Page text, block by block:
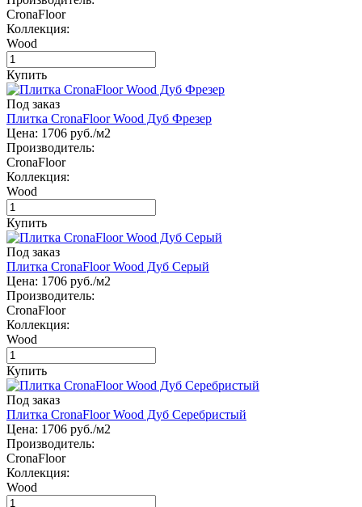
CronaFloor
Коллекция:
Wood
Купить
Под заказ
Плитка CronaFloor Wood Дуб Фрезер
Цена: 1706 руб./м2
Производитель:
CronaFloor
Коллекция:
Wood
Купить
Под заказ
Плитка CronaFloor Wood Дуб Серый
Цена: 1706 руб./м2
Производитель:
CronaFloor
Коллекция:
Wood
Купить
Под заказ
Плитка CronaFloor Wood Дуб Серебристый
Цена: 1706 руб./м2
Производитель:
CronaFloor
Коллекция:
Wood